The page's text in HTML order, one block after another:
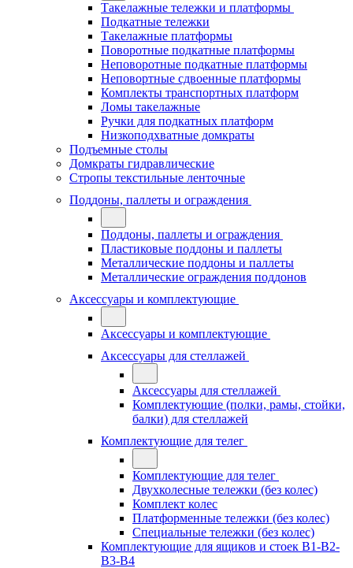
Такелажные тележки и платформы
Подкатные тележки
Такелажные платформы
Поворотные подкатные платформы
Неповоротные подкатные платформы
Неповортные сдвоенные платформы
Комплекты транспортных платформ
Ломы такелажные
Ручки для подкатных платформ
Низкоподхватные домкраты
Подъемные столы
Домкраты гидравлические
Стропы текстильные ленточные
Поддоны, паллеты и ограждения
Поддоны, паллеты и ограждения
Пластиковые поддоны и паллеты
Металлические поддоны и паллеты
Металлические ограждения поддонов
Аксессуары и комплектующие
Аксессуары и комплектующие
Аксессуары для стеллажей
Аксессуары для стеллажей
Комплектующие (полки, рамы, стойки,
балки) для стеллажей
Комплектующие для телег
Комплектующие для телег
Двухколесные тележки (без колес)
Комплект колес
Платформенные тележки (без колес)
Специальные тележки (без колес)
Комплектующие для ящиков и стоек В1-В2-
В3-В4